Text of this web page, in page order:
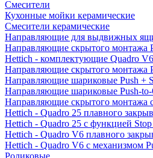
Смесители
Кухонные мойки керамические
Смесители керамические
Направляющие для выдвижных
Направляющие скрытого монтажа
Hettich - комплектующие Quadro V6
Направляющие скрытого монтажа
Направляющие шариковые Push +
Направляющие шариковые Push-to-
Направляющие скрытого монтажа
Hettich - Quadro 25 плавного
Hettich - Quadro 25 с функцией
Hettich - Quadro V6 плавного
Hettich - Quadro V6 с механизмом
Роликовые